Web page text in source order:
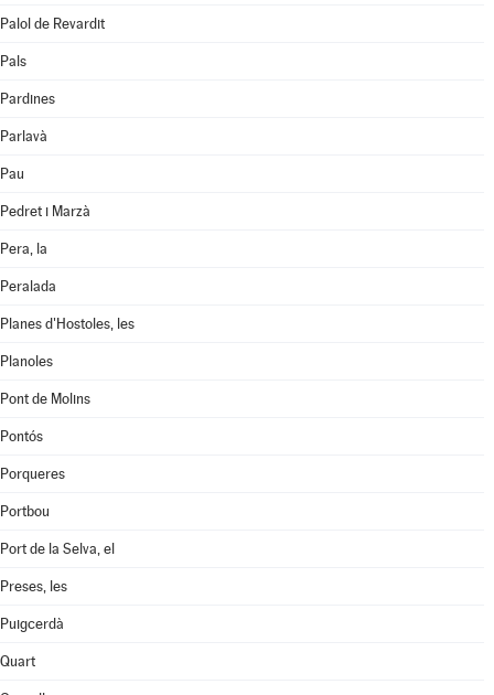
Palol de Revardit
Pals
Pardines
Parlavà
Pau
Pedret i Marzà
Pera, la
Peralada
Planes d'Hostoles, les
Planoles
Pont de Molins
Pontós
Porqueres
Portbou
Port de la Selva, el
Preses, les
Puigcerdà
Quart